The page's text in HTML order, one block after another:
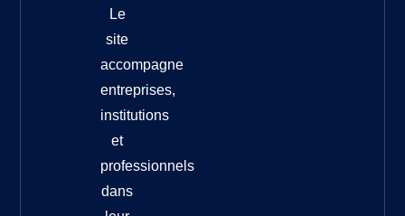
Le
site
accompagne
entreprises,
institutions
et
professionnels
dans